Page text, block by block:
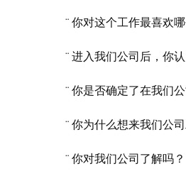
¨ 你对这个工作最喜欢
¨ 进入我们公司后，你
¨ 你是否确定了在我们
¨ 你为什么想来我们公
¨ 你对我们公司了解吗？